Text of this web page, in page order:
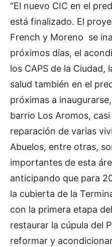
“El nuevo CIC en el
está finalizado. El
French y Moreno se
próximos días, el
los CAPS de la Ciudad,
salud también en el
próximas a
barrio Los Aromos,
reparación de varias
Abuelos, entre otras,
importantes de esta
anticipando que para
la cubierta de la
con la primera etapa
restaurar la cúpula del
reformar y